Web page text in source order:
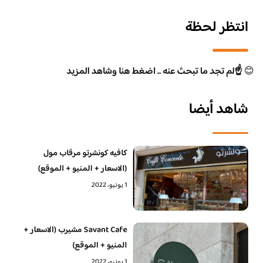
انتظر لحظة
😊☝️لم تجد ما تبحث عنه .. اضغط هنا وشاهد المزيد
شاهد أيضا
كافيه كونشرتو مرقاب مول
(الاسعار + المنيو + الموقع)
1 يونيو، 2022
Savant Cafe مشيرب (الاسعار +
المنيو + الموقع)